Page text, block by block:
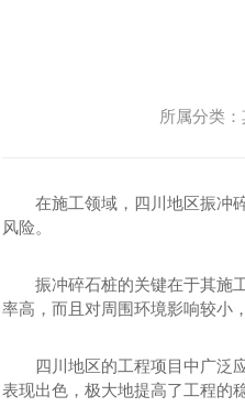
四川碎石桩
四川碎石桩施工
四川碎石挤密桩施工
所属分类
在施工领域，四川地区振冲
风险。
振冲碎石桩的关键在于其施
率高，而且对周围环境影响较小
四川地区的工程项目中广泛
表现出色，极大地提高了工程的